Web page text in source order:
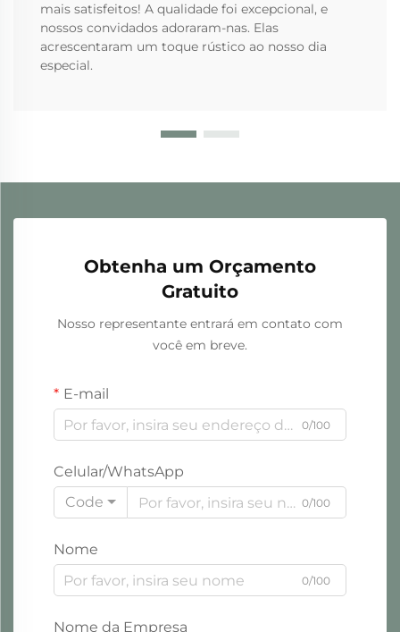
mais satisfeitos! A qualidade foi excepcional, e
nossos convidados adoraram-nas. Elas
acrescentaram um toque rústico ao nosso dia
especial.
Obtenha um Orçamento
Gratuito
Nosso representante entrará em contato com
você em breve.
E-mail
0/100
Celular/WhatsApp
Code
0/100
Nome
0/100
Nome da Empresa